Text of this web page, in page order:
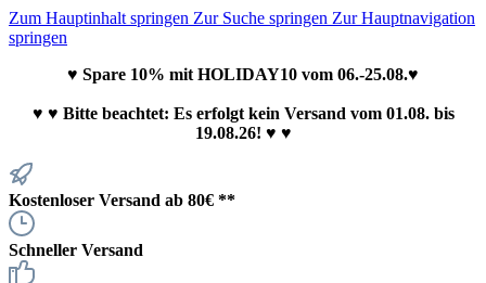
Zum Hauptinhalt springen Zur Suche springen Zur Hauptnavigation
springen
♥ Spare 10% mit HOLIDAY10 vom 06.-25.08.♥
♥ ♥ Bitte beachtet: Es erfolgt kein Versand vom 01.08. bis
19.08.26! ♥ ♥
Kostenloser Versand ab 80€ **
Schneller Versand